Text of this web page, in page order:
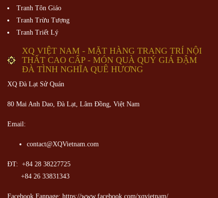
Tranh Tôn Giáo
Tranh Trừu Tượng
Tranh Triết Lý
XQ VIỆT NAM - MẶT HÀNG TRANG TRÍ NỘI
THẤT CAO CẤP - MÓN QUÀ QUÝ GIÁ ĐẬM
ĐÀ TÌNH NGHĨA QUÊ HƯƠNG
XQ Đà Lạt Sử Quán
80 Mai Anh Dao, Đà Lạt, Lâm Đồng, Việt Nam
Email:
contact@XQVietnam.com
ĐT: +84 28 38227725
+84 26 33831343
Facebook Fanpage: https://www.facebook.com/xqvietnam/